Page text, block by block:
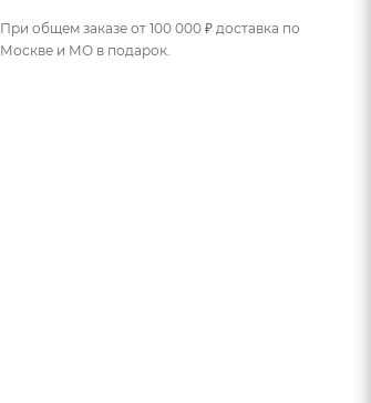
При общем заказе от 100 000 ₽ доставка по
Москве и МО в подарок.